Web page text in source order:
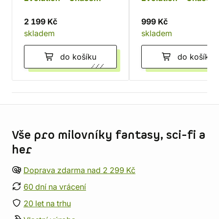
2 199 Kč
skladem
do košíku
999 Kč
skladem
do košíku
Vše pro milovníky fantasy, sci-fi a
her
Doprava zdarma nad 2 299 Kč
60 dní na vrácení
20 let na trhu